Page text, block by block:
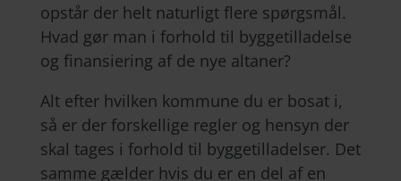
opstår der helt naturligt flere spørgsmål.
Hvad gør man i forhold til byggetilladelse
og finansiering af de nye altaner?
Alt efter hvilken kommune du er bosat i,
så er der forskellige regler og hensyn der
skal tages i forhold til byggetilladelser. Det
samme gælder hvis du er en del af en